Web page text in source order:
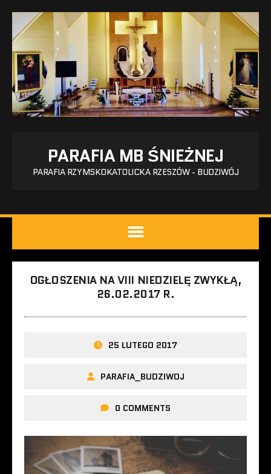
PARAFIA MB ŚNIEŻNEJ
PARAFIA RZYMSKOKATOLICKA RZESZÓW - BUDZIWÓJ
OGŁOSZENIA NA VIII NIEDZIELĘ ZWYKŁĄ,
26.02.2017 R.
25 LUTEGO 2017
PARAFIA_BUDZIWOJ
0 COMMENTS